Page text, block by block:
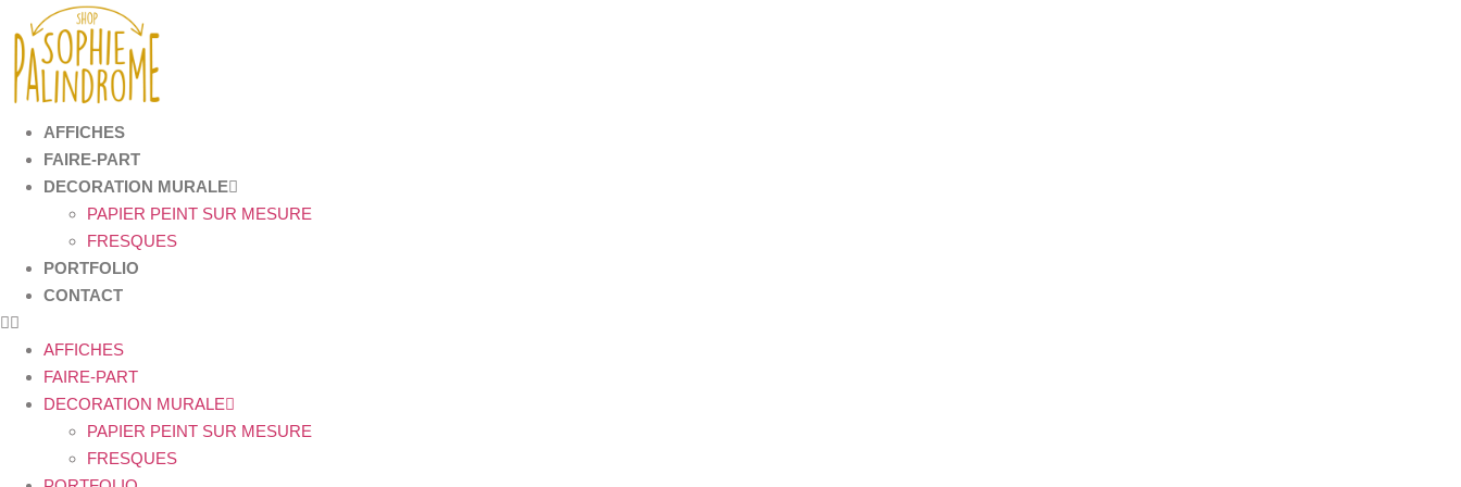
au
contenu
AFFICHES
FAIRE-PART
DECORATION MURALE
PAPIER PEINT SUR MESURE
FRESQUES
PORTFOLIO
CONTACT
AFFICHES
FAIRE-PART
DECORATION MURALE
PAPIER PEINT SUR MESURE
FRESQUES